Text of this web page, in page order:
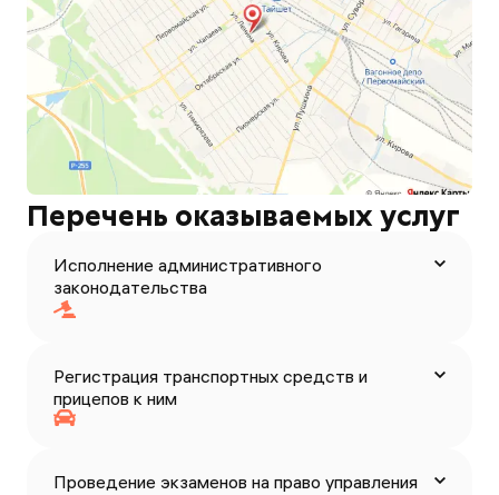
Перечень оказываемых услуг
Исполнение административного
законодательства
Регистрация транспортных средств и
прицепов к ним
Проведение экзаменов на право управления